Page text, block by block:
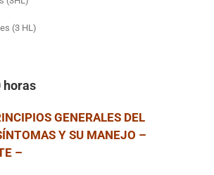
(3 HL)
GENERALES DEL
Y SU MANEJO –
–